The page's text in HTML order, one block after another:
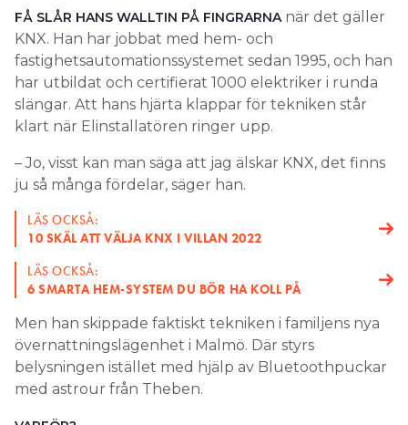
FÅ SLÅR HANS WALLTIN PÅ FINGRARNAnär det gäller
KNX. Han har jobbat med hem- och
fastighetsautomationssystemet sedan 1995, och han
har utbildat och certifierat 1000 elektriker i runda
slängar. Att hans hjärta klappar för tekniken står
klart när Elinstallatören ringer upp.
– Jo, visst kan man säga att jag älskar KNX, det finns
ju så många fördelar, säger han.
LÄS OCKSÅ:
10 SKÄL ATT VÄLJA KNX I VILLAN 2022
LÄS OCKSÅ:
6 SMARTA HEM-SYSTEM DU BÖR HA KOLL PÅ
Men han skippade faktiskt tekniken i familjens nya
övernattningslägenhet i Malmö. Där styrs
belysningen istället med hjälp av Bluetoothpuckar
med astrour från Theben.